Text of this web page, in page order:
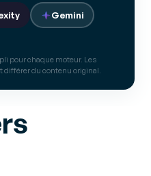
Gemini
pour chaque moteur. Les
différer du contenu original.